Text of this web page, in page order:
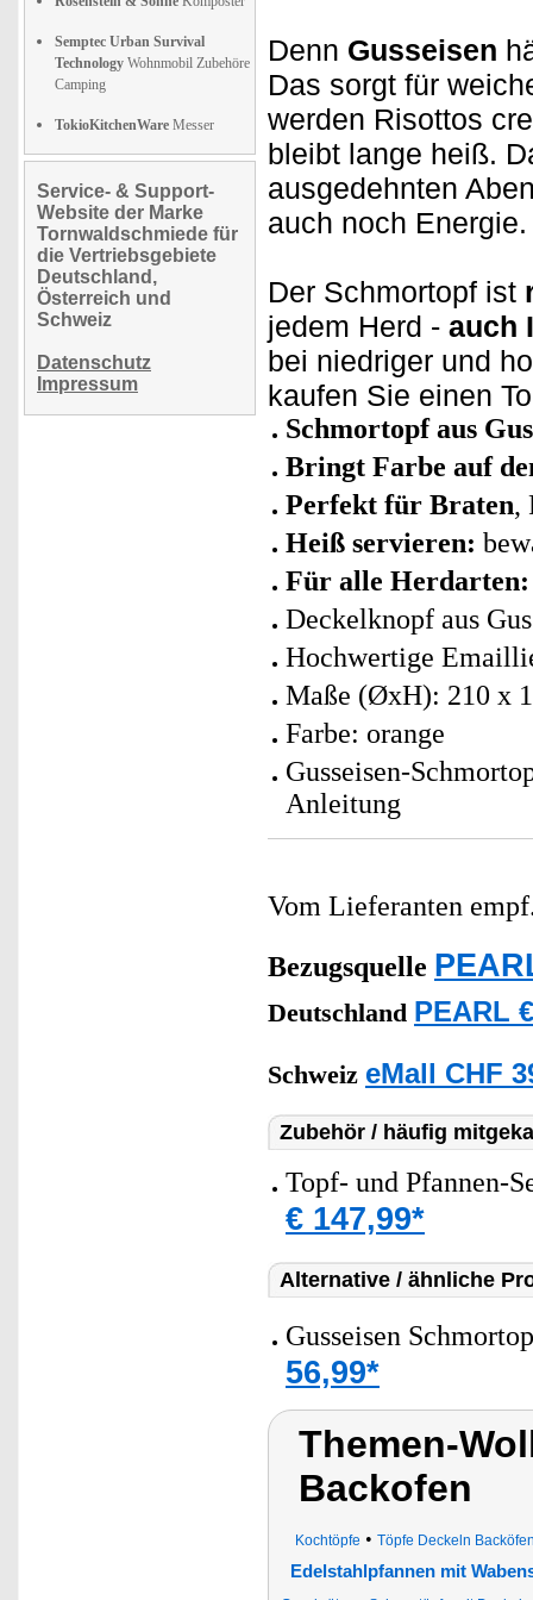
Semptec Urban Survival
Technology Wohnmobil Zubehöre
Camping
TokioKitchenWare Messer
Service- & Support-
Website der Marke
Tornwaldschmiede für
die Vertriebsgebiete
Deutschland,
Österreich und
Schweiz
Datenschutz
Impressum
Denn Gusseisen
Das sorgt für
werden Risottos
bleibt lange heiß.
ausgedehnten
auch noch Energie.
Der Schmortopf ist
jedem Herd - auch
bei niedriger und
kaufen Sie einen
Schmortopf aus
Bringt Farbe auf
Perfekt für Braten,
Heiß servieren:
Für alle Herdarten:
Deckelknopf aus
Hochwertige
Maße (ØxH): 210 x
Farbe: orange
Gusseisen-
Anleitung
Vom Lieferanten
Bezugsquelle
Deutschland PEARL
Schweiz eMall CHF
Zubehör / häufig
Topf- und Pfannen-
€ 147,99*
Alternative / ähnliche
Gusseisen
56,99*
Themen-
Backofen
Kochtöpfe • Töpfe Deckeln
Edelstahlpfannen mit